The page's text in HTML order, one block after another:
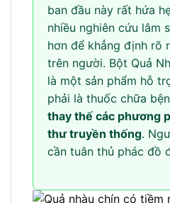
ban đầu này rất hứa
nhiều nghiên cứu lâm
hơn để khẳng định rõ
trên người. Bột Quả
là một sản phẩm hỗ
phải là thuốc chữa
thay thế các phương
thư truyền thống.
cần tuân thủ phác đồ